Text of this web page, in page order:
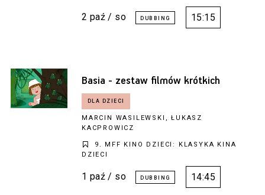
2 paź / so 15:15
Basia - zestaw filmów krótkich
MARCIN WASILEWSKI, ŁUKASZ
KACPROWICZ
9. MFF KINO DZIECI: KLASYKA KINA
DZIECI
1 paź / so 14:45